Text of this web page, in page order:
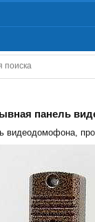
панель
видеодомофона,